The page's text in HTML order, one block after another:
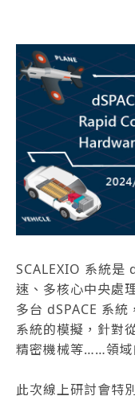
SCALEXIO 系統是
速、多核心中央處
多台 dSPACE 系
系統的模擬，針對
精密機械等……領域
此次線上研討會特